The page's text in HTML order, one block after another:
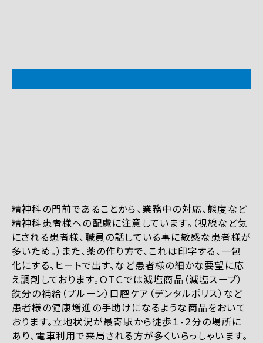
精神科の門前であることから、業務中の対応、態度など
精神科患者様への配慮に注意しています。（視線など気
にされる患者様、職員の話している事に敏感な患者様が
多いため。）また、薬の作り方で、これは印字する、一包
化にする、ヒートで出す、など患者様の細かな要望に応
え調剤しております。ＯＴＣでは減塩商品（減塩スープ）
鉄分の補給（プルーン）口腔ケア（デンタルポリス）など
患者様の健康増進の手助けになるような商品をおいて
おります。立地状況が最寄駅から徒歩１-２分の場所に
あり、電車利用で来局される方が多くいらっしゃいます。